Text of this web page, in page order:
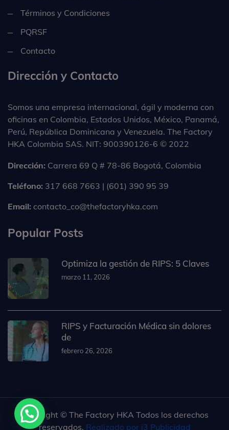
Términos y Condiciones
PQRSF
Contacto
Dirección y Contacto
Somos una empresa internacional, ágil y moderna con
oficinas en Colombia, Estados Unidos, México, Panamá,
Perú, República Dominicana y Venezuela. The Factory
HKA Colombia SAS. NIT: 900390126-6 © 2022
Dirección: Carrera 69 Q # 78-86 Bogotá, Colombia
Teléfono: 317 668 7663 | (601) 390 95 39
Email: contacto_co@thefactoryhka.com
Popular Posts
Optimiza la gestión de RIPS: 5 Claves
marzo 11, 2026
RIPS y Facturación Médica sin dolores
de
febrero 26, 2026
Copyright © The Factory HKA Todos los derechos
reservados. Realizado por i3 Publicidad